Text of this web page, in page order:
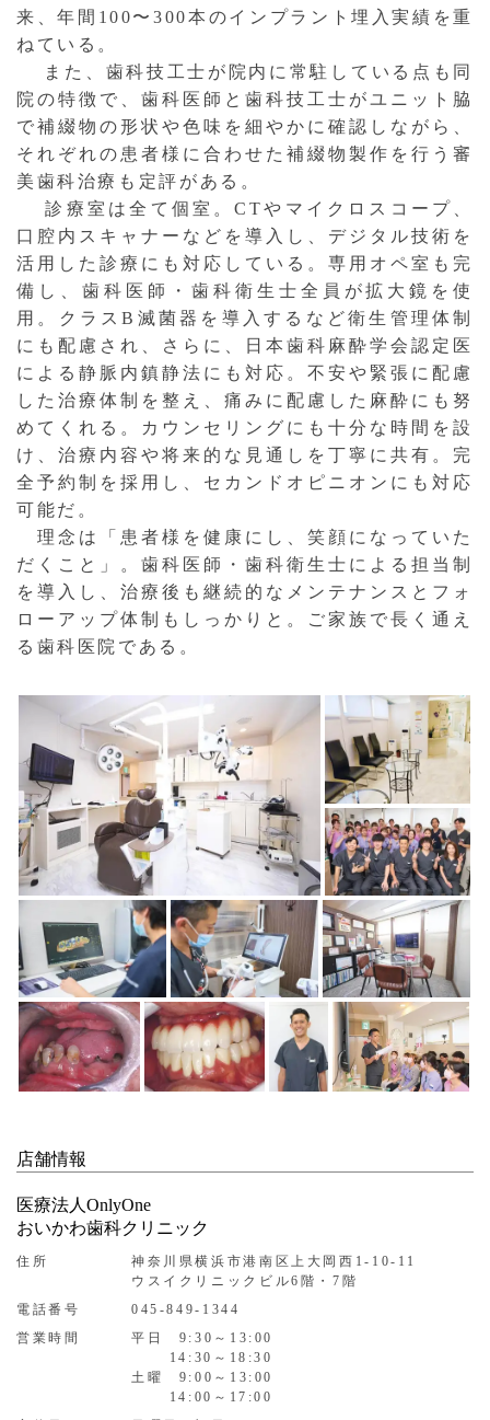
来、年間100〜300本のインプラント埋入実績を重
ねている。
また、歯科技工士が院内に常駐している点も同
院の特徴で、歯科医師と歯科技工士がユニット脇
で補綴物の形状や色味を細やかに確認しながら、
それぞれの患者様に合わせた補綴物製作を行う審
美歯科治療も定評がある。
診療室は全て個室。CTやマイクロスコープ、
口腔内スキャナーなどを導入し、デジタル技術を
活用した診療にも対応している。専用オペ室も完
備し、歯科医師・歯科衛生士全員が拡大鏡を使
用。クラスB滅菌器を導入するなど衛生管理体制
にも配慮され、さらに、日本歯科麻酔学会認定医
による静脈内鎮静法にも対応。不安や緊張に配慮
した治療体制を整え、痛みに配慮した麻酔にも努
めてくれる。カウンセリングにも十分な時間を設
け、治療内容や将来的な見通しを丁寧に共有。完
全予約制を採用し、セカンドオピニオンにも対応
可能だ。
理念は「患者様を健康にし、笑顔になっていた
だくこと」。歯科医師・歯科衛生士による担当制
を導入し、治療後も継続的なメンテナンスとフォ
ローアップ体制もしっかりと。ご家族で長く通え
る歯科医院である。
店舗情報
医療法人OnlyOne
おいかわ歯科クリニック
住所
神奈川県横浜市港南区上大岡西1-10-11
ウスイクリニックビル6階・7階
電話番号
045-849-1344
営業時間
平日 9:30～13:00
14:30～18:30
土曜 9:00～13:00
14:00～17:00